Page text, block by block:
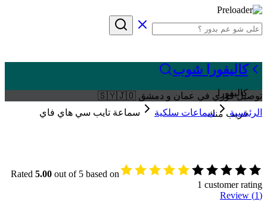
كاليفورا شوب
كاليفورا
قريب منك
توصيل فوري في عمان و دمشق 🇸🇾🇯🇴
الرئيسية
سماعات سلكية سماعة تايب سي هاي فاي
Rated 5.00 out of 5 based on
1 customer rating
Review (1)